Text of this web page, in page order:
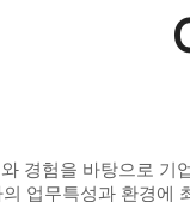
경험을 바탕으로
업무특성과 환경에